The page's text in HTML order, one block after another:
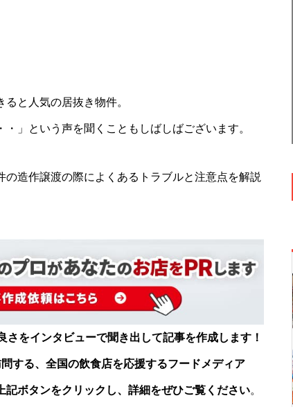
と人気の居抜き物件。
」という声を聞くこともしばしばございます。
造作譲渡の際によくあるトラブルと注意点を解説
をインタビューで聞き出して記事を作成します！
する、全国の飲食店を応援するフードメディア
記ボタンをクリックし、詳細をぜひご覧ください。